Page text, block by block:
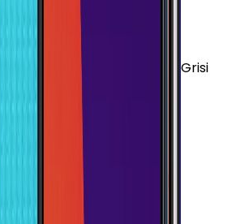
128 GB 11.5 inç Wi-Fi Uzay Grisi
fiyatlar